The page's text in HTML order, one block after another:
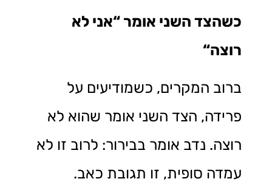
כשהצד השני אומר “אני לא
רוצה“
ברוב המקרים, כשמודיעים על
פרידה, הצד השני אומר שהוא לא
רוצה. נדב אומר בבירור: לרוב זו לא
עמדה סופית, זו תגובת כאב.